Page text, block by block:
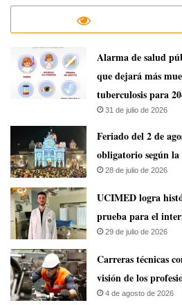
​Alarma de salud
que dejará más
tuberculosis para
31 de julio de 2026
Feriado del 2 de
obligatorio según la
28 de julio de 2026
UCIMED logra
prueba para el
29 de julio de 2026
Carreras técnicas
visión de los
4 de agosto de 2026